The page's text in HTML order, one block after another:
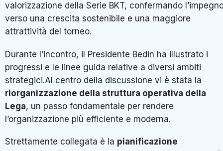
valorizzazione della Serie BKT, confermando
verso una crescita sostenibile e una maggiore
attrattività del torneo.
Durante l’incontro, il Presidente Bedin ha illustrato i
progressi e le linee guida relative a diversi ambiti
strategici.Al centro della discussione vi è stata la
riorganizzazione della struttura operativa della
Lega, un passo fondamentale per rendere
l’organizzazione più efficiente e moderna.
Strettamente collegata è la pianificazione